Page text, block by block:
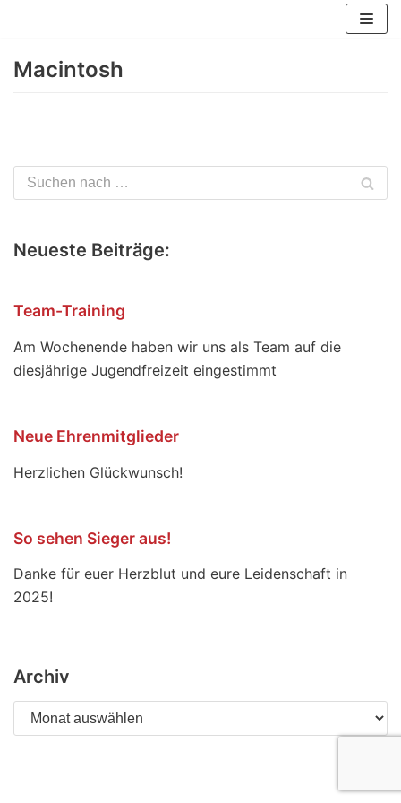
springen
Macintosh
Neueste Beiträge:
Team-Training
Am Wochenende haben wir uns als Team auf die
diesjährige Jugendfreizeit eingestimmt
Neue Ehrenmitglieder
Herzlichen Glückwunsch!
So sehen Sieger aus!
Danke für euer Herzblut und eure Leidenschaft in
2025!
Archiv